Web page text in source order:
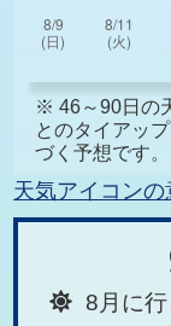
※ 46～90日の
とのタイアッ
づく予想です。
天気アイコン
8月に